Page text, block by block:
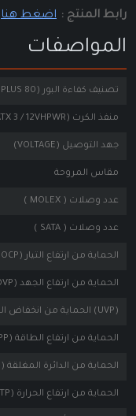
رابط المنتج : اضغط هنا
المواصفات
تصنيف كفاءة البور (80 PLUS)
منفذ الكرت (ATX 3 / 12VHPWR)
جهد التوصيل (VOLTAGE)
مقاس المروحة
عدد وصلات ( MOLEX )
عدد وصلات ( SATA )
الحماية من ارتفاع التيار (OCP)
الحماية من ارتفاع الجهد (OVP)
(UVP) الحماية من انخفاض الجهد
الحماية من ارتفاع الطاقة (OPP)
الحماية من الدائرة المغلقة (SCP)
الحماية من ارتفاع الحرارة (OTP)